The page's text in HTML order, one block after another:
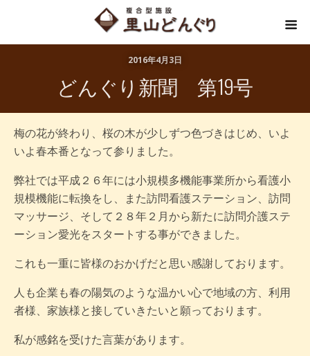
2016年4月3日
どんぐり新聞 第19号
梅の花が終わり、桜の木が少しずつ色づきはじめ、いよ
いよ春本番となって参りました。
弊社では平成２６年には小規模多機能事業所から看護小
規模機能に転換をし、また訪問看護ステーション、訪問
マッサージ、そして２８年２月から新たに訪問介護ステ
ーション愛光をスタートする事ができました。
これも一重に皆様のおかげだと思い感謝しております。
人も企業も春の陽気のような温かい心で地域の方、利用
者様、家族様と接していきたいと願っております。
私が感銘を受けた言葉があります。